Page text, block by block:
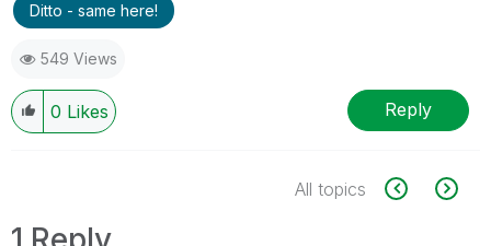
Ditto - same here!
549 Views
0 Likes Reply
All topics